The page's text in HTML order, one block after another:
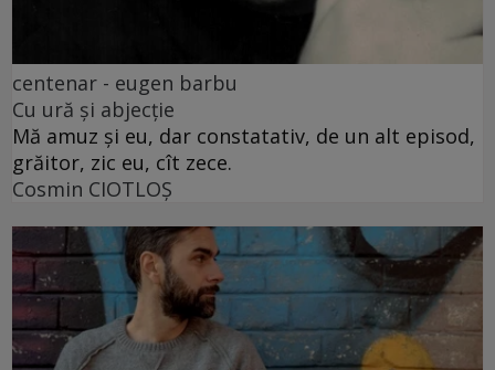
centenar - eugen barbu
Cu ură și abjecție
Mă amuz și eu, dar constatativ, de un alt episod,
grăitor, zic eu, cît zece.
Cosmin CIOTLOŞ